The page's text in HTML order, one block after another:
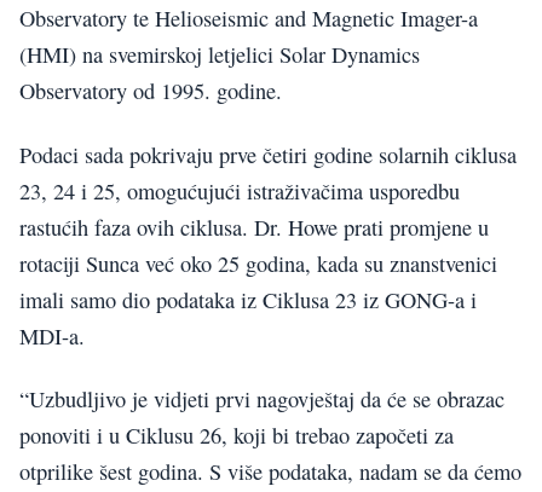
Observatory te Helioseismic and Magnetic Imager-a
(HMI) na svemirskoj letjelici Solar Dynamics
Observatory od 1995. godine.
Podaci sada pokrivaju prve četiri godine solarnih ciklusa
23, 24 i 25, omogućujući istraživačima usporedbu
rastućih faza ovih ciklusa. Dr. Howe prati promjene u
rotaciji Sunca već oko 25 godina, kada su znanstvenici
imali samo dio podataka iz Ciklusa 23 iz GONG-a i
MDI-a.
“Uzbudljivo je vidjeti prvi nagovještaj da će se obrazac
ponoviti i u Ciklusu 26, koji bi trebao započeti za
otprilike šest godina. S više podataka, nadam se da ćemo